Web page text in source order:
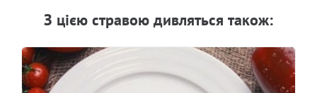
З цiєю стравою дивляться також: